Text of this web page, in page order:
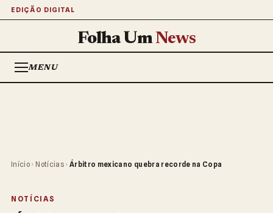
EDIÇÃO DIGITAL
Folha UmNews
MENU
Início › Notícias › Árbitro mexicano quebra recorde na Copa
NOTÍCIAS